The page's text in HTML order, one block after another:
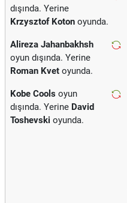
dışında. Yerine
Krzysztof Koton oyunda.
Alireza Jahanbakhsh
oyun dışında. Yerine
Roman Kvet oyunda.
Kobe Cools oyun
dışında. Yerine David
Toshevski oyunda.